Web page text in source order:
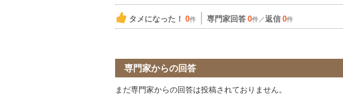
タメになった！ 0件 専門家回答 0件／返信 0件
専門家からの回答
まだ専門家からの回答は投稿されておりません。